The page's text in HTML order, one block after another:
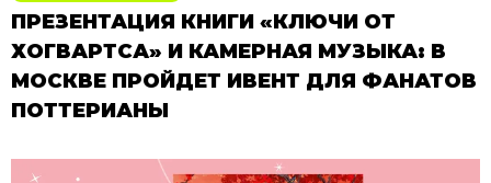
ПРЕЗЕНТАЦИЯ КНИГИ «КЛЮЧИ ОТ
ХОГВАРТСА» И КАМЕРНАЯ МУЗЫКА: В
МОСКВЕ ПРОЙДЕТ ИВЕНТ ДЛЯ ФАНАТОВ
ПОТТЕРИАНЫ